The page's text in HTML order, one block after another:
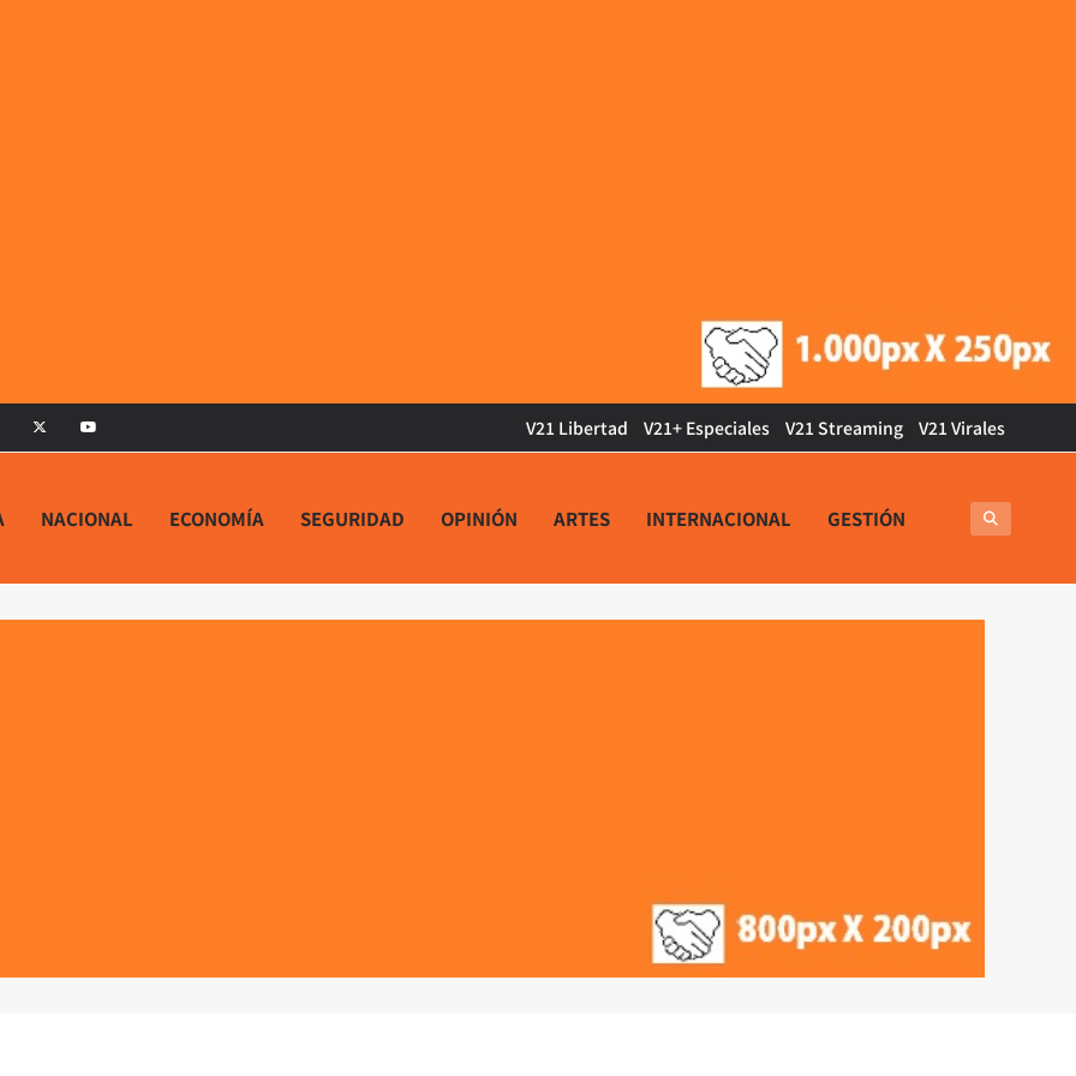
V21 Libertad V21+ Especiales V21 Streaming V21 Virales
NACIONAL ECONOMÍA SEGURIDAD OPINIÓN ARTES INTERNACIONAL GESTIÓN